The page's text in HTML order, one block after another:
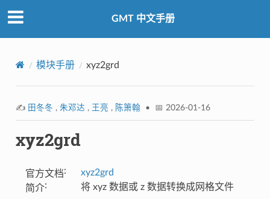
GMT 中文手册
模块手册 xyz2grd
✍️ 田冬冬 , 朱邓达 , 王亮 , 陈箫翰 • 📅 2026-01-16
xyz2grd
官方文档:
xyz2grd
简介: 将 xyz 数据或 z 数据转换成网格文件